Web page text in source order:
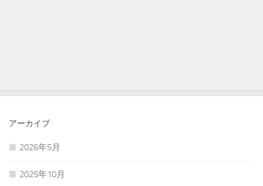
アーカイブ
2026年5月
2025年10月